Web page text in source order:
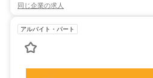
同じ企業の求人
アルバイト・パート